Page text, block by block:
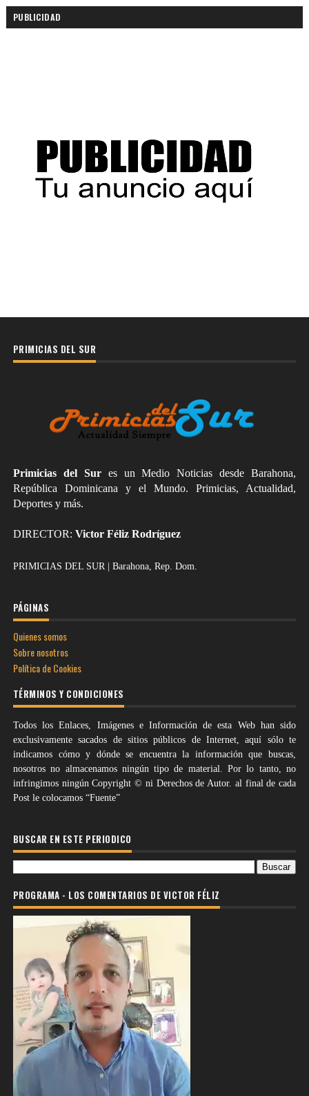
PUBLICIDAD
PRIMICIAS DEL SUR
Primicias del Sures un Medio Noticias desde Barahona,
República Dominicana y el Mundo. Primicias, Actualidad,
Deportes y más.
DIRECTOR: Victor Féliz Rodríguez
PRIMICIAS DEL SUR | Barahona, Rep. Dom.
PÁGINAS
Quienes somos
Sobre nosotros
Política de Cookies
TÉRMINOS Y CONDICIONES
Todos los Enlaces, Imágenes e Información de esta Web han sido
exclusivamente sacados de sitios públicos de Internet, aquí sólo te
indicamos cómo y dónde se encuentra la información que buscas,
nosotros no almacenamos ningún tipo de material. Por lo tanto, no
infringimos ningún Copyright © ni Derechos de Autor. al final de cada
Post le colocamos “Fuente”
BUSCAR EN ESTE PERIODICO
PROGRAMA - LOS COMENTARIOS DE VICTOR FÉLIZ